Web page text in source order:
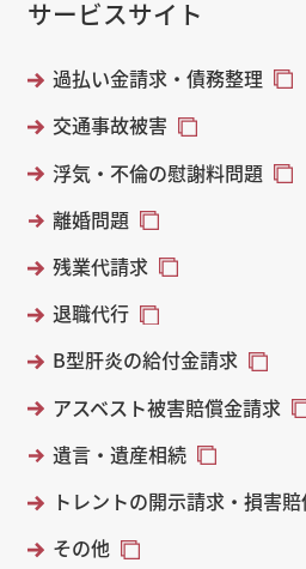
サービスサイト
過払い金請求・債務整理
交通事故被害
浮気・不倫の慰謝料問題
離婚問題
残業代請求
退職代行
B型肝炎の給付金請求
アスベスト被害賠償金請求
遺言・遺産相続
トレントの開示請求・損害
その他